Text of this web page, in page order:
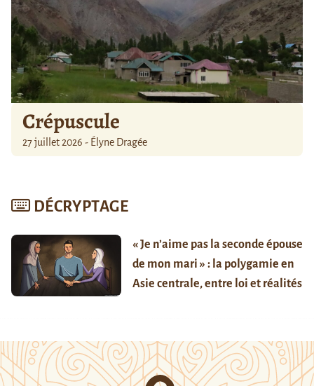
Crépuscule
27 juillet 2026 - Élyne Dragée
DÉCRYPTAGE
« Je n’aime pas la seconde épouse
de mon mari » : la polygamie en
Asie centrale, entre loi et réalités